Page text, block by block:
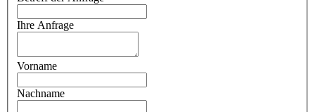
Ihre Anfrage
Vorname
Nachname